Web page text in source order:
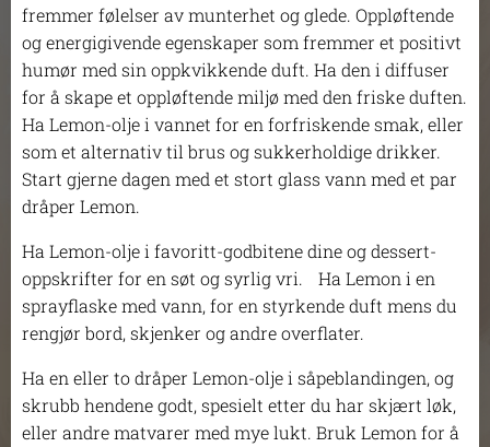
fremmer følelser av munterhet og glede. Oppløftende
og energigivende egenskaper som fremmer et positivt
humør med sin oppkvikkende duft. Ha den i diffuser
for å skape et oppløftende miljø med den friske duften.
Ha Lemon-olje i vannet for en forfriskende smak, eller
som et alternativ til brus og sukkerholdige drikker.
Start gjerne dagen med et stort glass vann med et par
dråper Lemon.
Ha Lemon-olje i favoritt-godbitene dine og dessert-
oppskrifter for en søt og syrlig vri. Ha Lemon i en
sprayflaske med vann, for en styrkende duft mens du
rengjør bord, skjenker og andre overflater.
Ha en eller to dråper Lemon-olje i såpeblandingen, og
skrubb hendene godt, spesielt etter du har skjært løk,
eller andre matvarer med mye lukt. Bruk Lemon for å